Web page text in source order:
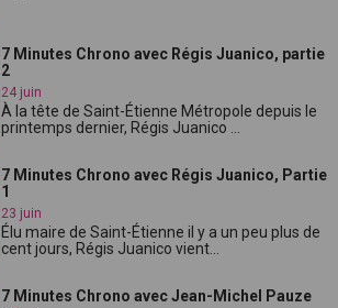
7 Minutes Chrono avec Régis Juanico, partie
2
24 juin
À la tête de Saint-Étienne Métropole depuis le
printemps dernier, Régis Juanico ...
7 Minutes Chrono avec Régis Juanico, Partie
1
23 juin
Élu maire de Saint-Étienne il y a un peu plus de
cent jours, Régis Juanico vient...
7 Minutes Chrono avec Jean-Michel Pauze